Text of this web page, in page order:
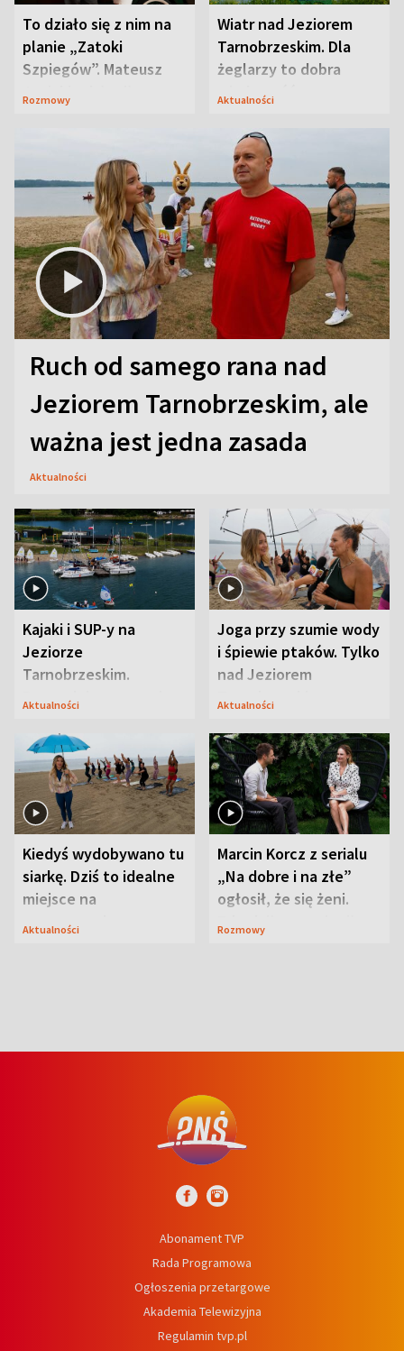
To działo się z nim na
planie „Zatoki
Szpiegów”. Mateusz
Janicki odsłonił
Rozmowy
Wiatr nad Jeziorem
Tarnobrzeskim. Dla
żeglarzy to dobra
wiadomość
Aktualności
Ruch od samego rana nad
Jeziorem Tarnobrzeskim, ale
ważna jest jedna zasada
Aktualności
Kajaki i SUP-y na
Jeziorze
Tarnobrzeskim.
Przyrodnicy zwracają
Aktualności
Joga przy szumie wody
i śpiewie ptaków. Tylko
nad Jeziorem
Tarnobrzeskim
Aktualności
Kiedyś wydobywano tu
siarkę. Dziś to idealne
miejsce na
wypoczynek
Aktualności
Marcin Korcz z serialu
„Na dobre i na złe”
ogłosił, że się żeni.
Zdradził, co zmienił
Rozmowy
Abonament TVP
Rada Programowa
Ogłoszenia przetargowe
Akademia Telewizyjna
Regulamin tvp.pl